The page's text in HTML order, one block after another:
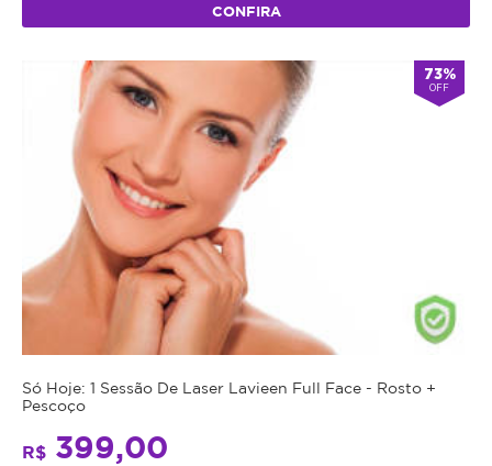
CONFIRA
73%
OFF
Só Hoje: 1 Sessão De Laser Lavieen Full Face - Rosto +
Pescoço
R$ 399,00